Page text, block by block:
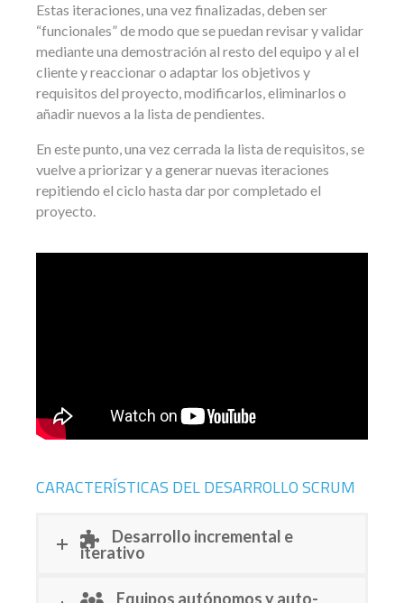
Estas iteraciones, una vez finalizadas, deben ser
“funcionales” de modo que se puedan revisar y validar
mediante una demostración al resto del equipo y al el
cliente y reaccionar o adaptar los objetivos y
requisitos del proyecto, modificarlos, eliminarlos o
añadir nuevos a la lista de pendientes.
En este punto, una vez cerrada la lista de requisitos, se
vuelve a priorizar y a generar nuevas iteraciones
repitiendo el ciclo hasta dar por completado el
proyecto.
CARACTERÍSTICAS DEL DESARROLLO SCRUM
Desarrollo incremental e
iterativo
Equipos autónomos y auto-